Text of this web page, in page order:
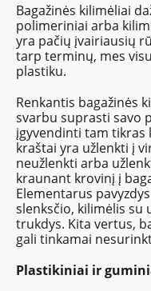
Bagažinės kilimėliai
polimeriniai arba
yra pačių įvairiausių
tarp terminų, mes
plastiku.
Renkantis bagažinės
svarbu suprasti savo
įgyvendinti tam tikras
kraštai yra užlenkti į
neužlenkti arba
kraunant krovinį į
Elementarus
slenksčio, kilimėlis su
trukdys. Kita vertus,
gali tinkamai
Plastikiniai ir